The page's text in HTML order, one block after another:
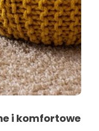
i komfortowe